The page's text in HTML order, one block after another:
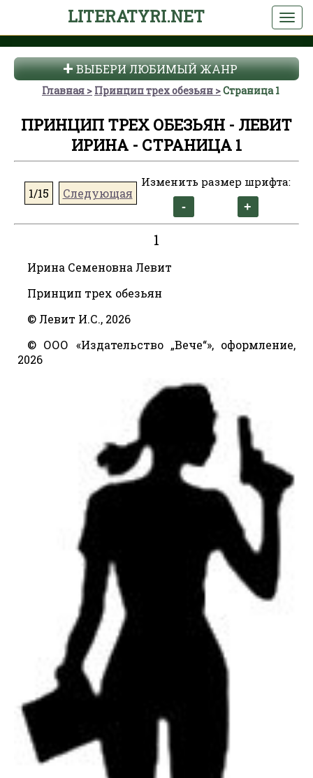
LITERATYRI.NET
ВЫБЕРИ ЛЮБИМЫЙ ЖАНР
Главная Принцип трех обезьян Страница 1
ПРИНЦИП ТРЕХ ОБЕЗЬЯН - ЛЕВИТ
ИРИНА - СТРАНИЦА 1
1/15 Следующая
Изменить размер шрифта:
1
Ирина Семеновна Левит
Принцип трех обезьян
© Левит И.С., 2026
© ООО «Издательство „Вече“», оформление,
2026